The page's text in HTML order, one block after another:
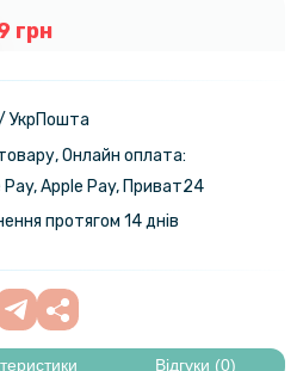
грн
грн
грн
грн
грн
УкрПошта
Онлайн оплата:
Apple Pay, Приват24
протягом 14 днів
Відгуки (0)